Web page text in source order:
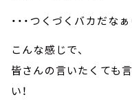
・・・つくづくバカだな
こんな感じで、
皆さんの言いたくても
い！